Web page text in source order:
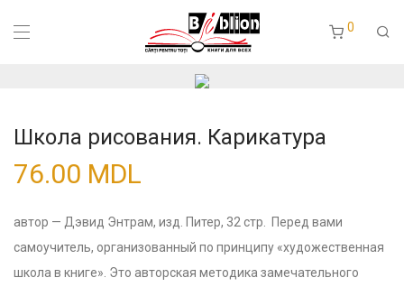
0
Школа рисования. Карикатура
76.00 MDL
автор — Дэвид Энтрам, изд. Питер, 32 стр. Перед вами
самоучитель, организованный по принципу «художественная
школа в книге». Это авторская методика замечательного